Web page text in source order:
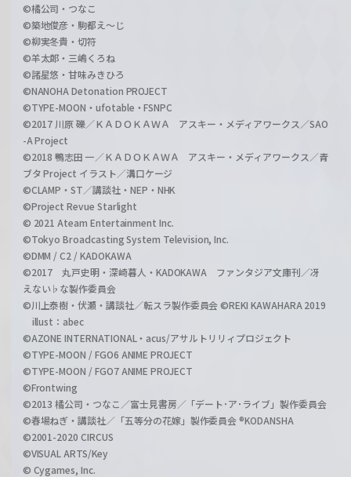
©橘公司・つなこ
©築地俊彦・駒都え～じ
©柳実冬貴・切符
©羊太郎・三嶋くろね
©諸星悠・甘味みきひろ
©NANOHA Detonation PROJECT
©TYPE-MOON・ufotable・FSNPC
©2017 川原 礫／ＫＡＤＯＫＡＷＡ アスキー・メディアワークス／SAO
-A Project
©2018 鴨志田 一／ＫＡＤＯＫＡＷＡ アスキー・メディアワークス／青
ブタ Project イラスト／溝口ケージ
©CLAMP・ST／講談社・NEP・NHK
©Project Revue Starlight
© 2021 Ateam Entertainment Inc.
©Tokyo Broadcasting System Television, Inc.
©DMM / C2 / KADOKAWA
©2017 丸戸史明・深崎暮人・KADOKAWA ファンタジア文庫刊／冴
えない♭な製作委員会
©川上泰樹・伏瀬・講談社／転スラ製作委員会 ©REKI KAWAHARA 2019
illust：abec
©AZONE INTERNATIONAL・acus/アサルトリリィプロジェクト
©TYPE-MOON / FGO6 ANIME PROJECT
©TYPE-MOON / FGO7 ANIME PROJECT
©Frontwing
©2013 橘公司・つなこ／富士見書房／「デート･ア･ライブ」製作委員会
©春場ねぎ・講談社／「五等分の花嫁」製作委員会 ®KODANSHA
©2001-2020 CIRCUS
©VISUAL ARTS/Key
© Cygames, Inc.